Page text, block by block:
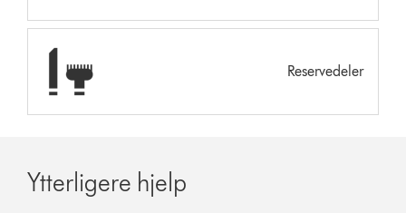
Reservedeler
Ytterligere hjelp